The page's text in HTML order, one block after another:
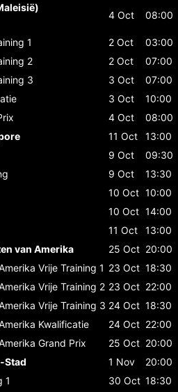
4 Oct 08:00
1 2 Oct
03:00
2 2 Oct
07:00
3 3 Oct
07:00
3 Oct
10:00
4 Oct
08:00
11 Oct
13:00
9 Oct
09:30
9 Oct
13:30
10 Oct 10:00
10 Oct 14:00
11 Oct
13:00
van Amerika
25 Oct 20:00
Vrije Training 1 23 Oct 18:30
Vrije Training 2 23 Oct 22:00
Vrije Training 3 24 Oct 18:30
Kwalificatie 24 Oct 22:00
Grand Prix 25 Oct 20:00
Stad
1 Nov
20:00
1 30 Oct 18:30